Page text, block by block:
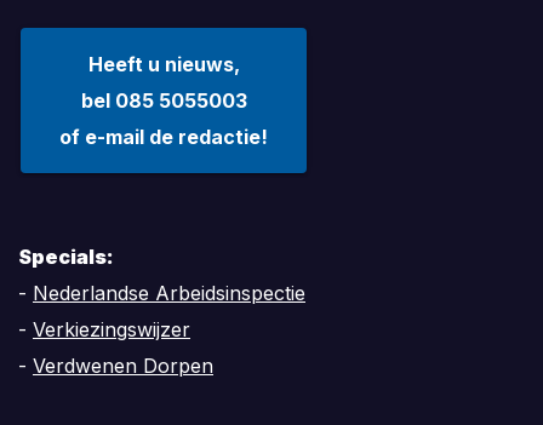
Heeft u nieuws,
bel 085 5055003
of e-mail de redactie!
Specials:
- Nederlandse Arbeidsinspectie
- Verkiezingswijzer
- Verdwenen Dorpen